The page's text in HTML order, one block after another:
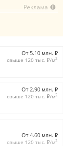
Реклама
От 5.10 млн. ₽
свыше 120 тыс. ₽/м2
От 2.90 млн. ₽
свыше 120 тыс. ₽/м2
От 4.60 млн. ₽
свыше 120 тыс. ₽/м2